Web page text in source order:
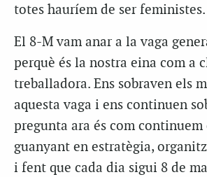
totes hauríem de ser feministes.
El 8-M vam anar a la vaga
perquè és la nostra eina com a
treballadora. Ens sobraven els
aquesta vaga i ens continuen
pregunta ara és com
guanyant en estratègia,
i fent que cada dia sigui 8 de